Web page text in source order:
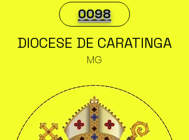
0098
DIOCESE DE CARATINGA
MG